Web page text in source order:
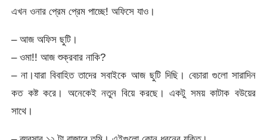
এখন ওনার প্রেম প্রেম পাচ্ছে! অফিসে যাও।
– আজ অফিস ছুটি।
– ওমা!! আজ শুক্রবার নাকি?
– না।যারা বিবাহিত তাদের সবাইকে আজ ছুটি দিছি। বেচারা গুলো সারাদিন
কত কষ্ট করে। অনেকেই নতুন বিয়ে করছে। একটু সময় কাটাক বউয়ের
সাথে।